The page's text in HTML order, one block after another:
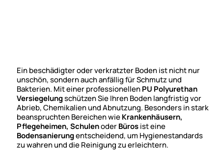
Ein beschädigter oder verkratzter Boden ist nicht nur
unschön, sondern auch anfällig für Schmutz und
Bakterien. Mit einer professionellenPU Polyurethan
Versiegelungschützen Sie Ihren Boden langfristig vor
Abrieb, Chemikalien und Abnutzung. Besonders in stark
beanspruchten Bereichen wieKrankenhäusern,
Pflegeheimen, SchulenoderBürosist eine
Bodensanierungentscheidend, um Hygienestandards
zu wahren und die Reinigung zu erleichtern.